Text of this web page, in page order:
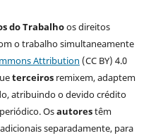
do Trabalhoos direitos
o trabalho simultaneamente
Attribution (CC BY) 4.0
terceirosremixem, adaptem
atribuindo o devido crédito
Osautorestêm
separadamente, para